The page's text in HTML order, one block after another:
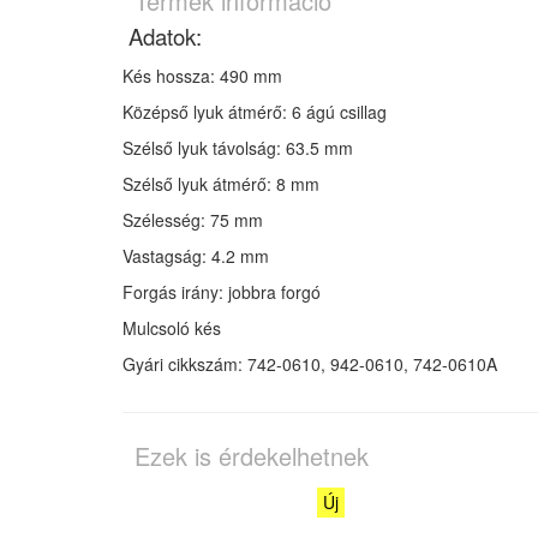
Adatok:
Kés hossza: 490 mm
Középső lyuk átmérő: 6 ágú csillag
Szélső lyuk távolság: 63.5 mm
Szélső lyuk átmérő: 8 mm
Szélesség: 75 mm
Vastagság: 4.2 mm
Forgás irány: jobbra forgó
Mulcsoló kés
Gyári cikkszám: 742-0610, 942-0610, 742-0610A
Ezek is érdekelhetnek
Új